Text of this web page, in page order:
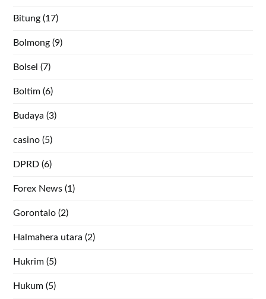
Bitung (17)
Bolmong (9)
Bolsel (7)
Boltim (6)
Budaya (3)
casino (5)
DPRD (6)
Forex News (1)
Gorontalo (2)
Halmahera utara (2)
Hukrim (5)
Hukum (5)